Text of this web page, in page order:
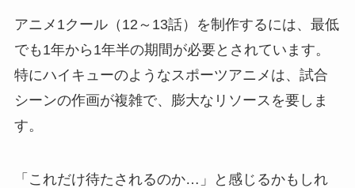
アニメ1クール（12～13話）を制作するには、最低
でも1年から1年半の期間が必要とされています。
特にハイキューのようなスポーツアニメは、試合
シーンの作画が複雑で、膨大なリソースを要しま
す。
「これだけ待たされるのか…」と感じるかもしれ